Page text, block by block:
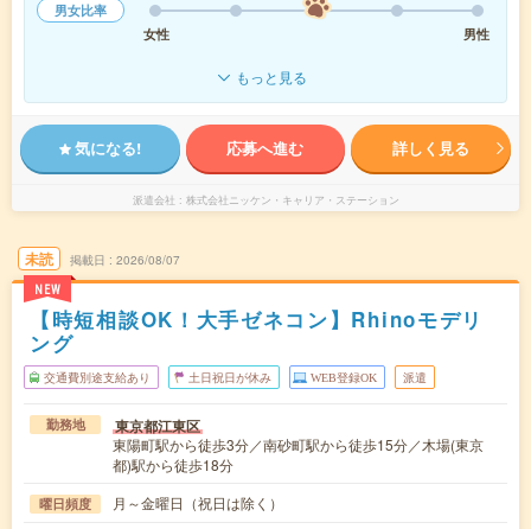
男女比率
女性
男性
もっと見る
気になる! 応募へ進む 詳しく見る
派遣会社 株式会社ニッケン・キャリア・ステーション
未読
NEW
掲載日 2026/08/07
【時短相談OK！大手ゼネコン】Rhinoモデリ
ング
交通費別途支給あり 土日祝日が休み WEB登録OK 派遣
勤務地 東京都江東区
東陽町駅から徒歩3分／南砂町駅から徒歩15分／木場(東京
都)駅から徒歩18分
曜日頻度 月～金曜日（祝日は除く）